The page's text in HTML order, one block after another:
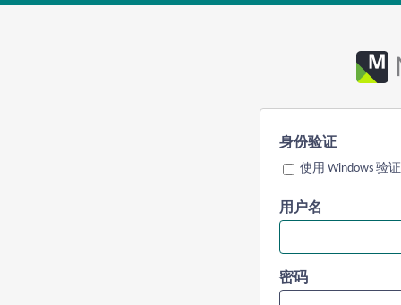
身份验证
使用 Windows 验证
用户名
密码